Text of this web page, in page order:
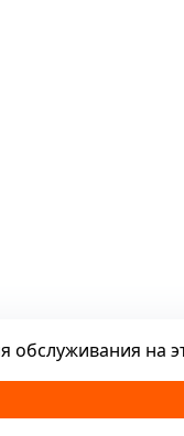
Каталог
обслуживания на